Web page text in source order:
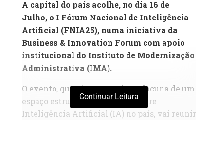
A capital do país acolhe, no dia 16 de
Julho, o I Fórum Nacional de Inteligência
Artificial (FNIA25), numa iniciativa da
Business & Innovation Forum com apoio
institucional do Instituto de Modernização
Administrativa (IMA).
O evento, que visa preencher a lacuna de um
espaço estruturado de debate sobre
Inteligência Artificial (IA) no país, vai reunir
Continuar Leitura